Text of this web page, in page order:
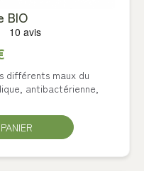
BIO
différents maux du
antibactérienne,